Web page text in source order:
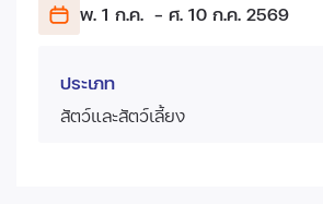
พ. 1 ก.ค. - ศ. 10 ก.ค. 2569
ประเภท
สัตว์และสัตว์เลี้ยง